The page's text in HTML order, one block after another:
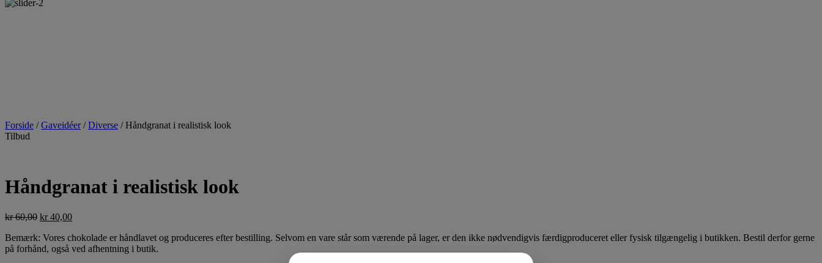
Forside /Gaveidéer/Diverse / Håndgranat i realistisk look
Tilbud
Håndgranat i realistisk look
kr60,00 kr40,00
Bemærk: Vores chokolade er håndlavet og produceres efter bestilling. Selvom en vare står som værende på lager, er den ikke nødvendigvis færdigproduceret eller fysisk tilgængelig i butikken. Bestil derfor gerne
på forhånd, også ved afhentning i butik.